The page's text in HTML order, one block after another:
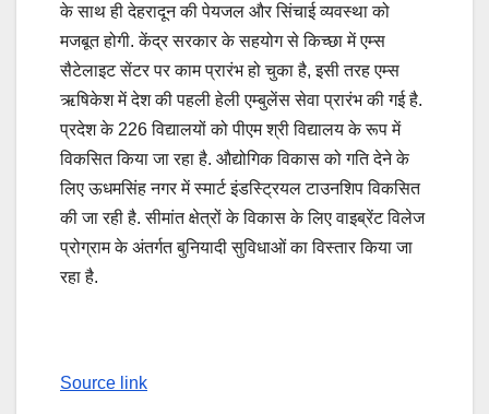
के साथ ही देहरादून की पेयजल और सिंचाई व्यवस्था को
मजबूत होगी. केंद्र सरकार के सहयोग से किच्छा में एम्स
सैटेलाइट सेंटर पर काम प्रारंभ हो चुका है, इसी तरह एम्स
ऋषिकेश में देश की पहली हेली एम्बुलेंस सेवा प्रारंभ की गई है.
प्रदेश के 226 विद्यालयों को पीएम श्री विद्यालय के रूप में
विकसित किया जा रहा है. औद्योगिक विकास को गति देने के
लिए ऊधमसिंह नगर में स्मार्ट इंडस्ट्रियल टाउनशिप विकसित
की जा रही है. सीमांत क्षेत्रों के विकास के लिए वाइब्रेंट विलेज
प्रोग्राम के अंतर्गत बुनियादी सुविधाओं का विस्तार किया जा
रहा है.
Source link